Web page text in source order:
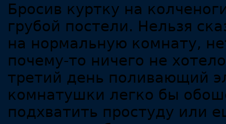
Бросив куртку на
грубой постели. Нельзя
на нормальную комнату,
почему-то ничего не
третий день поливающий
комнатушки легко бы
подхватить простуду или